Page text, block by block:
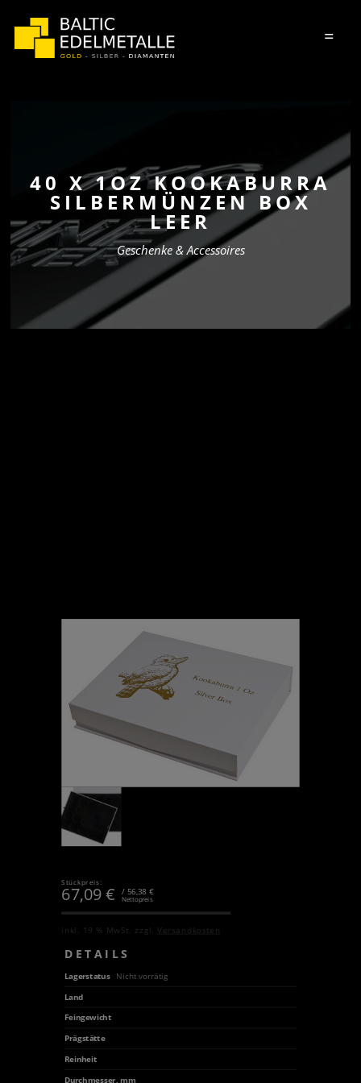
=
40 X 1OZ KOOKABURRA
SILBERMÜNZEN BOX
LEER
Geschenke & Accessoires
Stückpreis:
67,09€ / 56,38 €
Nettopreis
inkl. 19 % MwSt. zzgl.Versandkosten
DETAILS
Lagerstatus Nicht vorrätig
Land
Feingewicht
Prägstätte
Reinheit
Durchmesser, mm